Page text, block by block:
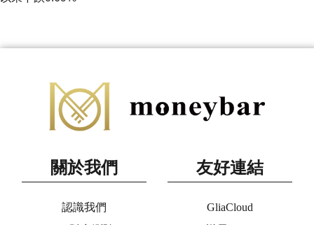
關於我們
認識我們
友好連結
GliaCloud